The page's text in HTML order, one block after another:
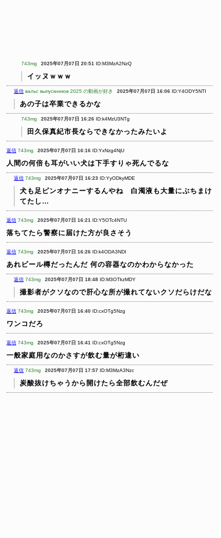
743mg 2025年07月07日 20:51 ID:M3MzA2NzQ
イッヌｗｗｗ
返信 вальс выпускников 2025 の動画が好き 2025年07月07日 16:06 ID:Y4ODY5NTI
あの子は卒業できるかな
743mg 2025年07月07日 16:26 ID:k4MzU3NTg
田久保真紀市長ならできなかったみたいよ
返信 743mg 2025年07月07日 16:16 ID:YxNzg4NjU
人間の何倍も耳がいい犬は下手すりゃ死んでるな
返信 743mg 2025年07月07日 16:23 ID:YyODkyMDE
犬も足ピンオナニーするんやね 白濁液も大量にぶちまけ
てたし…
返信 743mg 2025年07月07日 16:21 ID:Y5OTc4NTU
落ちてたら警察に届けた方が良さそう
返信 743mg 2025年07月07日 16:26 ID:k4ODA3NDI
あれビール樽だったんだ 何の容器なのかわからなかった
返信 743mg 2025年07月07日 18:48 ID:M3OTkzMDY
撮影者がクソなので肝心な所が撮れてないクソだらけだな
返信 743mg 2025年07月07日 16:40 ID:cxOTg5Nzg
ワンコだろ
返信 743mg 2025年07月07日 16:41 ID:cxOTg5Nzg
一般家庭用なのかさすが飲む量が桁違い
返信 743mg 2025年07月07日 17:57 ID:M3MzA3Nzc
炭酸抜けちゃうから開けたら全部飲むんだぜ